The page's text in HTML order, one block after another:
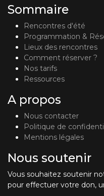
Sommaire
Rencontres d'été
Programmation &
Lieux des rencontres
Comment réserver ?
Nos tarifs
Ressources
A propos
Nous contacter
Politique de
Mentions légales
Nous soutenir
Vous souhaitez soutenir
pour effectuer votre don,